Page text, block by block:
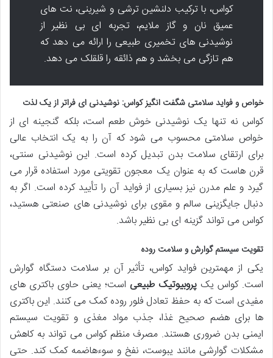
کواس، با ترکیب دلنشین ترشی و شیرینی، نت های
عمیق نان و گاز ملایم، تجربه ای بی نظیر از
نوشیدنی های تخمیری طبیعی را ارائه می دهد که
هم تازگی می بخشد و هم ذائقه را قلقلک می دهد.
خواص و فواید سلامتی شگفت انگیز کواس: نوشیدنی ای فراتر از یک لذت
کواس نه تنها یک نوشیدنی خوش طعم است، بلکه گنجینه ای از
خواص سلامتی محسوب می شود که آن را به یک انتخاب عالی
برای ارتقای سلامت بدن تبدیل کرده است. این نوشیدنی سنتی،
قرن هاست که به عنوان یک معجون تقویتی مورد استفاده قرار می
گیرد و علم مدرن نیز بسیاری از فواید آن را تأیید کرده است. اگر به
دنبال جایگزینی سالم و مقوی برای نوشیدنی های صنعتی هستید،
کواس می تواند گزینه ای بی نظیر باشد.
تقویت سیستم گوارش و سلامت روده
یکی از مهمترین فواید کواس، تأثیر آن بر سلامت دستگاه گوارش
است. کواس یک پروبیوتیک طبیعی است؛ یعنی حاوی باکتری های
مفیدی است که به حفظ تعادل فلور روده کمک می کنند. این باکتری
ها برای هضم صحیح غذا، جذب مواد مغذی و تقویت سیستم
ایمنی بدن ضروری هستند. مصرف منظم کواس می تواند به کاهش
مشکلات گوارشی مانند یبوست، نفخ و سوءهاضمه کمک کند. حتی